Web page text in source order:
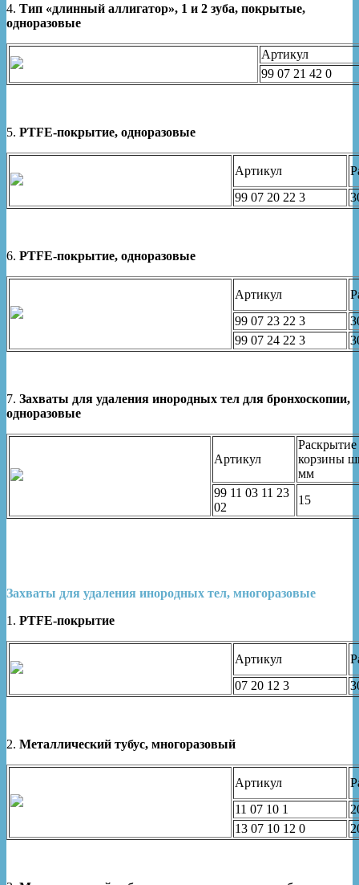
4. Тип «длинный аллигатор», 1 и 2 зуба, покрытые,
одноразовые
Артикул
99 07 21 42 0
5. PTFE-покрытие, одноразовые
Артикул
99 07 20 22 3
6. PTFE-покрытие, одноразовые
Артикул
99 07 23 22 3
99 07 24 22 3
7. Захваты для удаления инородных тел для бронхоскопии,
одноразовые
Артикул
Раскрытие
корзины
мм
99 11 03 11 23
02
15
Захваты для удаления инородных тел, многоразовые
1. PTFE-покрытие
Артикул
07 20 12 3
2. Металлический тубус, многоразовый
Артикул
11 07 10 1
13 07 10 12 0